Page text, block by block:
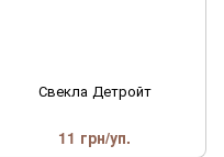
Свекла Детройт
11 грн/уп.